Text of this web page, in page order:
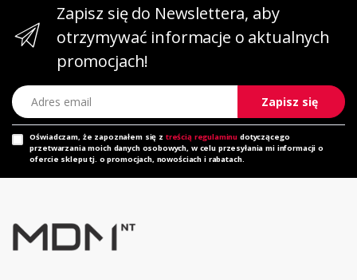
Zapisz się do Newslettera, aby
otrzymywać informacje o aktualnych
promocjach!
Adres email
Zapisz się
Oświadczam, że zapoznałem się z treścią regulaminu dotyczącego
przetwarzania moich danych osobowych, w celu przesyłania mi informacji o
ofercie sklepu tj. o promocjach, nowościach i rabatach.